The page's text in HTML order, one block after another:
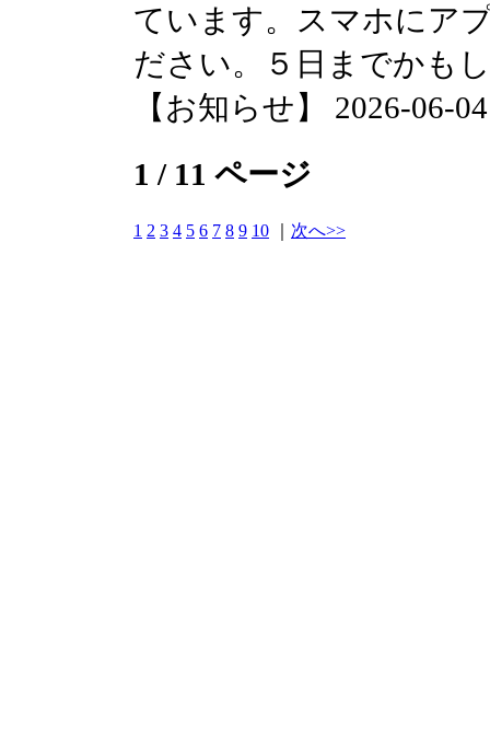
ています。スマホにア
ださい。５日までかも
【お知らせ】 2026-06-
1 / 11 ページ
1 2 3 4 5 6 7 8 9 10 次へ>>